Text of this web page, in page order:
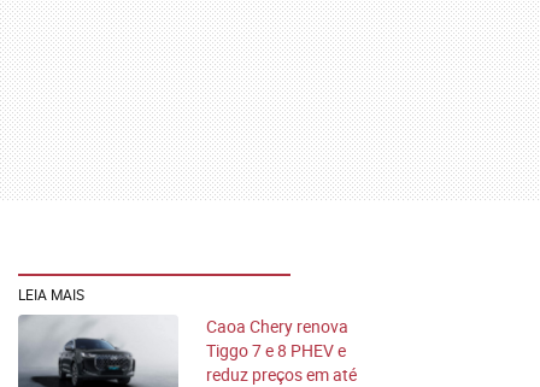
LEIA MAIS
Caoa Chery renova
Tiggo 7 e 8 PHEV e
reduz preços em até